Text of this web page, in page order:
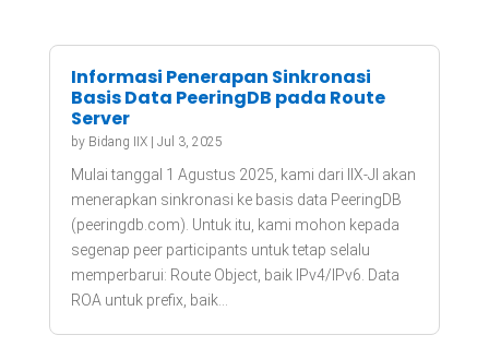
Informasi Penerapan Sinkronasi
Basis Data PeeringDB pada Route
Server
by Bidang IIX| Jul 3, 2025
Mulai tanggal 1 Agustus 2025, kami dari IIX-JI akan
menerapkan sinkronasi ke basis data PeeringDB
(peeringdb.com). Untuk itu, kami mohon kepada
segenap peer participants untuk tetap selalu
memperbarui: Route Object, baik IPv4/IPv6. Data
ROA untuk prefix, baik...